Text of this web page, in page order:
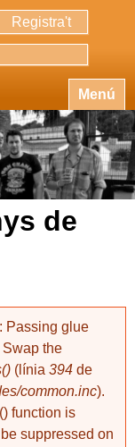
Registra't
Menú
de
Passing glue
Swap the
(línia 394 de
common.inc).
function is
suppressed on